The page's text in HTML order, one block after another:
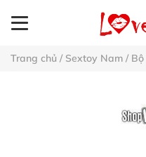
Trang chủ / Sextoy Nam /